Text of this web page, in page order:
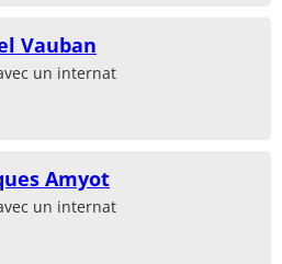
Vauban
un internat
Amyot
un internat